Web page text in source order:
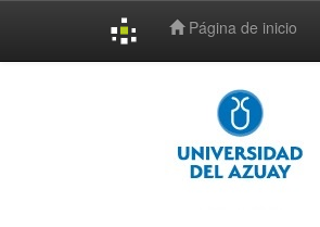
Página de inicio